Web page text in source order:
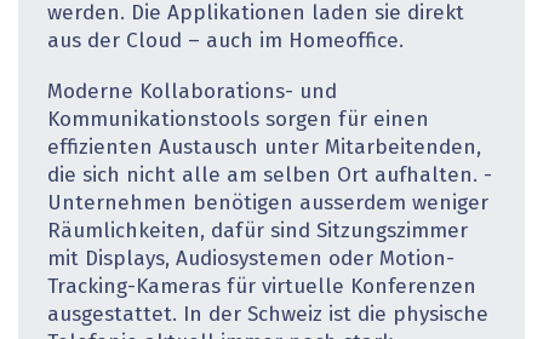
werden. Die Applikationen laden sie direkt
aus der Cloud – auch im Homeoffice.
Moderne Kollaborations- und
Kommunikationstools sorgen für einen
effizienten Austausch unter Mitarbeitenden,
die sich nicht alle am selben Ort aufhalten. ­
Unternehmen benötigen ausserdem weniger
Räumlichkeiten, dafür sind Sitzungszimmer
mit Displays, Audiosystemen oder Motion-
Tracking-Kameras für virtuelle Konferenzen
ausgestattet. In der Schweiz ist die physische